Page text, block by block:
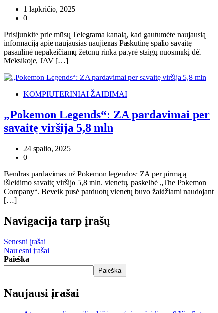
1 lapkričio, 2025
0
Prisijunkite prie mūsų Telegrama kanalą, kad gautumėte naujausią
informaciją apie naujausias naujienas Paskutinę spalio savaitę
pasaulinė nepakeičiamų žetonų rinka patyrė staigų nuosmukį dėl
Meksikoje, JAV […]
KOMPIUTERINIAI ŽAIDIMAI
„Pokemon Legends“: ZA pardavimai per
savaitę viršija 5,8 mln
24 spalio, 2025
0
Bendras pardavimas už Pokemon legendos: ZA per pirmąją
išleidimo savaitę viršijo 5,8 mln. vienetų, paskelbė „The Pokemon
Company“. Beveik pusė parduotų vienetų buvo žaidžiami naudojant
[…]
Navigacija tarp įrašų
Senesni įrašai
Naujesni įrašai
Paieška
Paieška
Naujausi įrašai